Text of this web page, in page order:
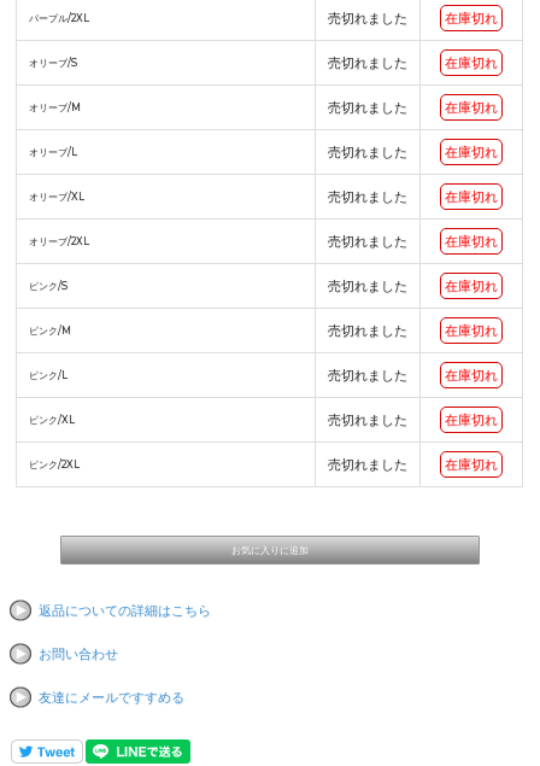
パープル/2XL 売切れました 在庫切れ
オリーブ/S 売切れました 在庫切れ
オリーブ/M 売切れました 在庫切れ
オリーブ/L 売切れました 在庫切れ
オリーブ/XL 売切れました 在庫切れ
オリーブ/2XL 売切れました 在庫切れ
ピンク/S 売切れました 在庫切れ
ピンク/M 売切れました 在庫切れ
ピンク/L 売切れました 在庫切れ
ピンク/XL 売切れました 在庫切れ
ピンク/2XL 売切れました 在庫切れ
返品についての詳細はこちら
お問い合わせ
友達にメールですすめる